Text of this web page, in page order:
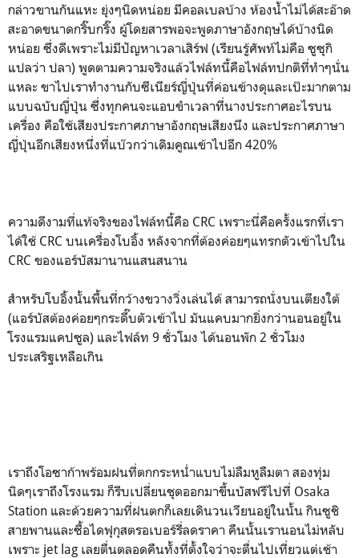
กล่าวขานกันแหะ ยุ่งๆนิดหน่อย มีคอลเบลบ้าง ห้องน้ำไม่ได้สะอ๊าด
สะอาดขนาดกริ๊บกริ๊ง ผู้โดยสารพอจะพูดภาษาอังกฤษได้บ้างนิด
หน่อย ซึ่งดีเพราะไม่มีปัญหาเวลาเสิร์ฟ (เรียนรู้ศัพท์ไม่คือ ซูซุกิ
แปลว่า ปลา) พูดตามความจริงแล้วไฟล์ทนี้คือไฟล์ทปกติที่ทำๆนั่น
แหละ ขาไปเราทำงานกับซีเนียร์ญี่ปุ่นที่ค่อนข้างดุและเป๊ะมากตาม
แบบฉบับญี่ปุ่น ซึ่งทุกคนจะแอบขำเวลาที่นางประกาศอะไรบน
เครื่อง คือใช้เสียงประกาศภาษาอังกฤษเสียงนึง และประกาศภาษา
ญี่ปุ่นอีกเสียงหนึ่งที่แบ๊วกว่าเดิมคูณเข้าไปอีก 420%
ความดีงามที่แท้จริงของไฟล์ทนี้คือ CRC เพราะนี่คือครั้งแรกที่เรา
ได้ใช้ CRC บนเครื่องโบอิ้ง หลังจากที่ต้องค่อยๆแทรกตัวเข้าไปใน
CRC ของแอร์บัสมานานแสนสนาน
สำหรับโบอิ้งนั้นพื้นที่กว้างขวางวิ่งเล่นได้ สามารถนั่งบนเตียงใต้
(แอร์บัสต้องค่อยๆกระดึ๊บตัวเข้าไป มันแคบมากยิ่งกว่านอนอยู่ใน
โรงแรมแคปซูล) และไฟล์ท 9 ชั่วโมง ได้นอนพัก 2 ชั่วโมง
ประเสริฐเหลือเกิน
เราถึงโอซาก้าพร้อมฝนที่ตกกระหน่ำแบบไม่ลืมหูลืมตา สองทุ่ม
นิดๆเราถึงโรงแรม ก็รีบเปลี่ยนชุดออกมาขึ้นบัสฟรีไปที่ Osaka
Station และด้วยความที่ฝนตกก็เลยเดินวนเวียนอยู่ในนั้น กินซูชิ
สายพานและซื้อไดฟุกุสตรอเบอร์รี่ลดราคา คืนนั้นเรานอนไม่หลับ
เพราะ jet lag เลยตื่นตลอดคืนทั้งที่ตั้งใจว่าจะตื่นไปเที่ยวแต่เช้า